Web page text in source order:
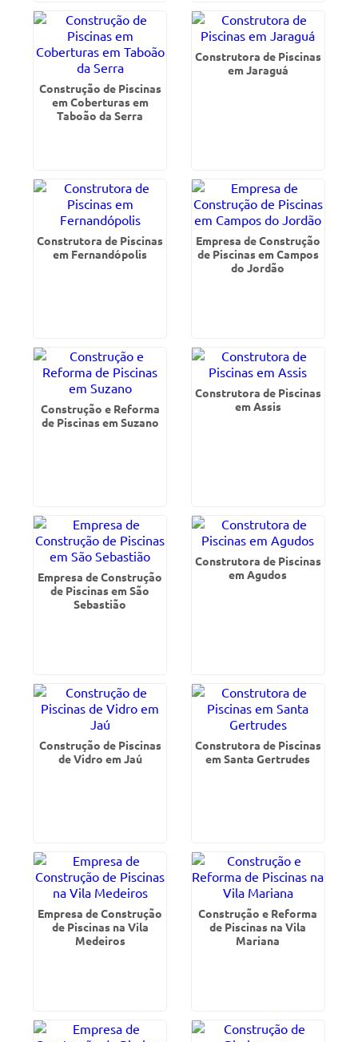
Construção de Piscinas
em Coberturas em
Taboão da Serra
Construtora de Piscinas
em Jaraguá
Construtora de Piscinas
em Fernandópolis
Empresa de Construção
de Piscinas em Campos
do Jordão
Construção e Reforma
de Piscinas em Suzano
Construtora de Piscinas
em Assis
Empresa de Construção
de Piscinas em São
Sebastião
Construtora de Piscinas
em Agudos
Construção de Piscinas
de Vidro em Jaú
Construtora de Piscinas
em Santa Gertrudes
Empresa de Construção
de Piscinas na Vila
Medeiros
Construção e Reforma
de Piscinas na Vila
Mariana